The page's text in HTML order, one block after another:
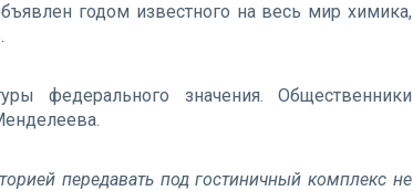
годом известного на весь мир химика,
федерального значения. Общественники
передавать под гостиничный комплекс не